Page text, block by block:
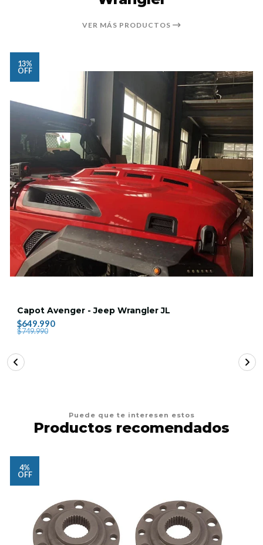
VER MÁS PRODUCTOS
13%
OFF
Capot Avenger - Jeep Wrangler JL
$649.990
$749.990
Puede que te interesen estos
Productos recomendados
4%
OFF